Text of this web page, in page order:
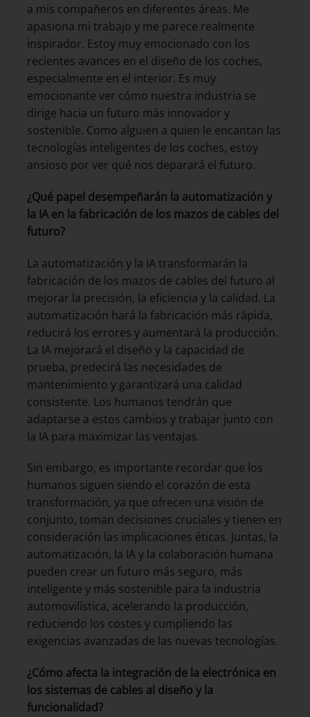
a mis compañeros en diferentes áreas. Me
apasiona mi trabajo y me parece realmente
inspirador. Estoy muy emocionado con los
recientes avances en el diseño de los coches,
especialmente en el interior. Es muy
emocionante ver cómo nuestra industria se
dirige hacia un futuro más innovador y
sostenible. Como alguien a quien le encantan las
tecnologías inteligentes de los coches, estoy
ansioso por ver qué nos deparará el futuro.
¿Qué papel desempeñarán la automatización y
la IA en la fabricación de los mazos de cables del
futuro?
La automatización y la IA transformarán la
fabricación de los mazos de cables del futuro al
mejorar la precisión, la eficiencia y la calidad. La
automatización hará la fabricación más rápida,
reducirá los errores y aumentará la producción.
La IA mejorará el diseño y la capacidad de
prueba, predecirá las necesidades de
mantenimiento y garantizará una calidad
consistente. Los humanos tendrán que
adaptarse a estos cambios y trabajar junto con
la IA para maximizar las ventajas.
Sin embargo, es importante recordar que los
humanos siguen siendo el corazón de esta
transformación, ya que ofrecen una visión de
conjunto, toman decisiones cruciales y tienen en
consideración las implicaciones éticas. Juntas, la
automatización, la IA y la colaboración humana
pueden crear un futuro más seguro, más
inteligente y más sostenible para la industria
automovilística, acelerando la producción,
reduciendo los costes y cumpliendo las
exigencias avanzadas de las nuevas tecnologías.
¿Cómo afecta la integración de la electrónica en
los sistemas de cables al diseño y la
funcionalidad?